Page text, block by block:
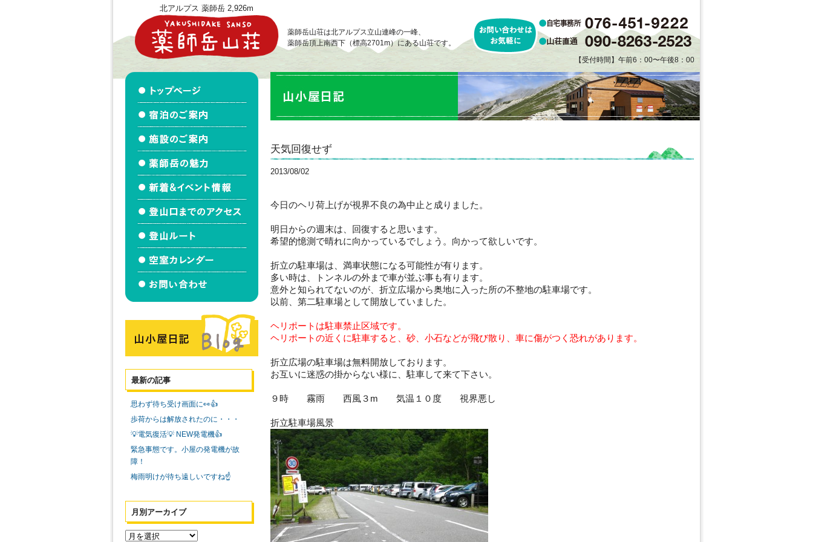
北アルプス 薬師岳 2,926m
薬師岳山荘は北アルプス立山連峰の一峰、
薬師岳頂上南西下（標高2701m）にある山荘です。
【受付時間】午前6：00〜午後8：00
天気回復せず
2013/08/02
今日のヘリ荷上げが視界不良の為中止と成りました。
明日からの週末は、回復すると思います。
希望的憶測で晴れに向かっているでしょう。向かって欲しいです。
折立の駐車場は、満車状態になる可能性が有ります。
多い時は、トンネルの外まで車が並ぶ事も有ります。
意外と知られてないのが、折立広場から奥地に入った所の不整地の駐車場です。
以前、第二駐車場として開放していました。
ヘリポートは駐車禁止区域です。
ヘリポートの近くに駐車すると、砂、小石などが飛び散り、車に傷がつく恐れがあります。
折立広場の駐車場は無料開放しております。
お互いに迷惑の掛からない様に、駐車して来て下さい。
９時 霧雨 西風３m 気温１０度 視界悪し
折立駐車場風景
最新の記事
思わず待ち受け画面に👀👍
歩荷からは解放されたのに・・・
💡電気復活💡 NEW発電機👍
緊急事態です。小屋の発電機が故
障！
梅雨明けが待ち遠しいですね☝️
月別アーカイブ
月